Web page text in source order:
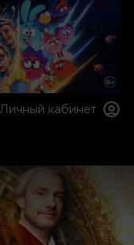
Личный кабинет